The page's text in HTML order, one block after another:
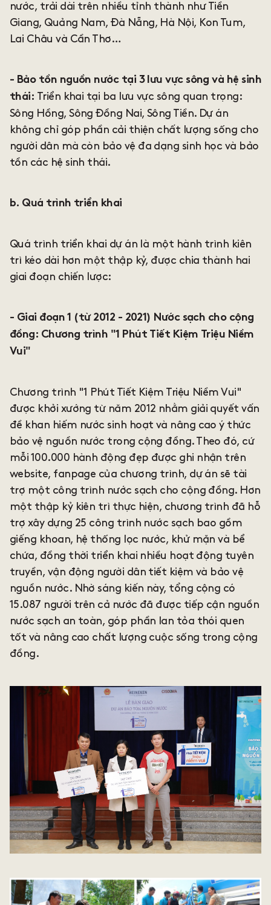
nước, trải dài trên nhiều tỉnh thành như Tiền
Giang, Quảng Nam, Đà Nẵng, Hà Nội, Kon Tum,
Lai Châu và Cần Thơ…
- Bảo tồn nguồn nước tại 3 lưu vực sông và hệ sinh
thái: Triển khai tại ba lưu vực sông quan trọng:
Sông Hồng, Sông Đồng Nai, Sông Tiền. Dự án
không chỉ góp phần cải thiện chất lượng sống cho
người dân mà còn bảo vệ đa dạng sinh học và bảo
tồn các hệ sinh thái.
b. Quá trình triển khai
Quá trình triển khai dự án là một hành trình kiên
trì kéo dài hơn một thập kỷ, được chia thành hai
giai đoạn chiến lược:
- Giai đoạn 1 (từ 2012 - 2021) Nước sạch cho cộng
đồng: Chương trình "1 Phút Tiết Kiệm Triệu Niềm
Vui"
Chương trình "1 Phút Tiết Kiệm Triệu Niềm Vui"
được khởi xướng từ năm 2012 nhằm giải quyết vấn
đề khan hiếm nước sinh hoạt và nâng cao ý thức
bảo vệ nguồn nước trong cộng đồng. Theo đó, cứ
mỗi 100.000 hành động đẹp được ghi nhận trên
website, fanpage của chương trình, dự án sẽ tài
trợ một công trình nước sạch cho cộng đồng. Hơn
một thập kỷ kiên trì thực hiện, chương trình đã hỗ
trợ xây dựng 25 công trình nước sạch bao gồm
giếng khoan, hệ thống lọc nước, khử mặn và bể
chứa, đồng thời triển khai nhiều hoạt động tuyên
truyền, vận động người dân tiết kiệm và bảo vệ
nguồn nước. Nhờ sáng kiến này, tổng cộng có
15.087 người trên cả nước đã được tiếp cận nguồn
nước sạch an toàn, góp phần lan tỏa thói quen
tốt và nâng cao chất lượng cuộc sống trong cộng
đồng.